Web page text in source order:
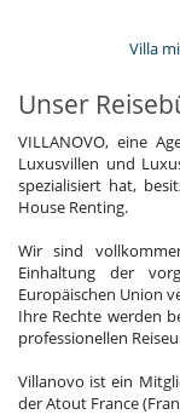
Villa
Unser
VILLANOVO, eine
Luxusvillen und
spezialisiert hat,
House Renting.
Wir sind
Einhaltung der
Europäischen Union
Ihre Rechte werden
professionellen
Villanovo ist ein
der Atout France